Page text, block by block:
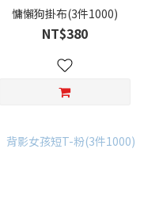
慵懶狗掛布(3件1000)
NT$380